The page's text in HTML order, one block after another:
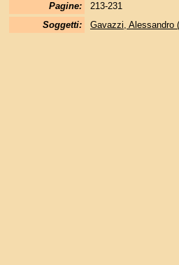
Pagine:
213-231
Soggetti:
Gavazzi, Alessandro